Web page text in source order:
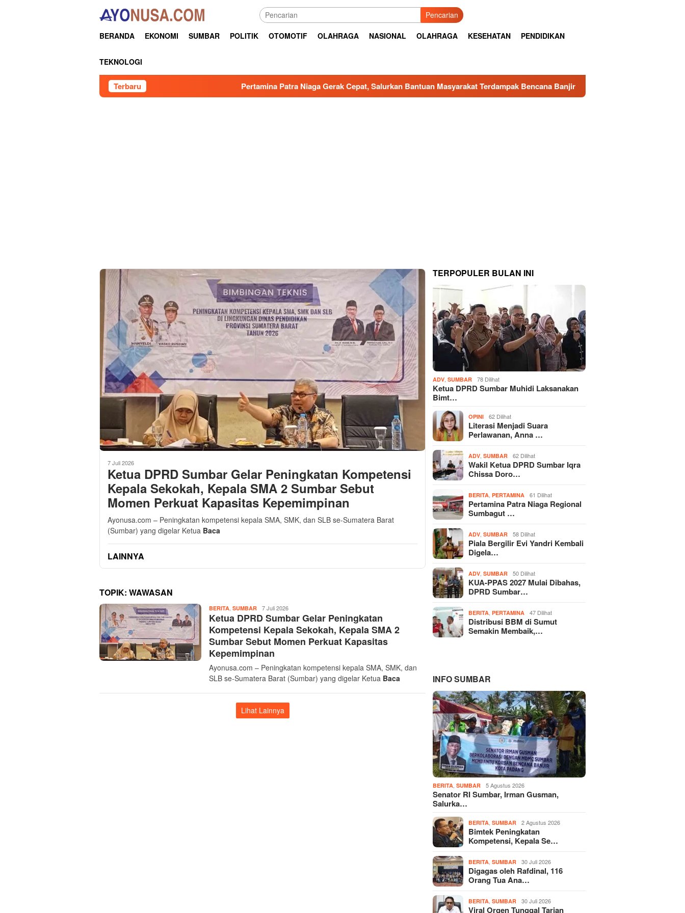
Pencarian
BERANDA EKONOMI SUMBAR POLITIK OTOMOTIF OLAHRAGA NASIONAL OLAHRAGA KESEHATAN PENDIDIKAN
TEKNOLOGI
Terbaru Pertamina Patra Niaga Gerak Cepat, Salurkan Bantuan Masyarakat Terdampak Bencana Banjir di Sumbar
7 Juli 2026
Ketua DPRD Sumbar Gelar Peningkatan Kompetensi
Kepala Sekokah, Kepala SMA 2 Sumbar Sebut
Momen Perkuat Kapasitas Kepemimpinan
Ayonusa.com – Peningkatan kompetensi kepala SMA, SMK, dan SLB se-Sumatera Barat
(Sumbar) yang digelar Ketua Baca
LAINNYA
TOPIK: WAWASAN
BERITA SUMBAR Musthofa
Ritonga
7 Juli 2026
Ketua DPRD Sumbar Gelar Peningkatan
Kompetensi Kepala Sekokah, Kepala SMA 2
Sumbar Sebut Momen Perkuat Kapasitas
Kepemimpinan
Ayonusa.com – Peningkatan kompetensi kepala SMA, SMK, dan
SLB se-Sumatera Barat (Sumbar) yang digelar Ketua Baca
Lihat Lainnya
TERPOPULER BULAN INI
ADV ,SUMBAR 78 Dilihat
Ketua DPRD Sumbar Muhidi Laksanakan
Bimt…
OPINI 62 Dilihat
Literasi Menjadi Suara
Perlawanan, Anna …
ADV ,SUMBAR 62 Dilihat
Wakil Ketua DPRD Sumbar Iqra
Chissa Doro…
BERITA ,PERTAMINA 61 Dilihat
Pertamina Patra Niaga Regional
Sumbagut …
ADV ,SUMBAR 58 Dilihat
Piala Bergilir Evi Yandri Kembali
Digela…
ADV ,SUMBAR 50 Dilihat
KUA-PPAS 2027 Mulai Dibahas,
DPRD Sumbar…
BERITA ,PERTAMINA 47 Dilihat
Distribusi BBM di Sumut
Semakin Membaik,…
INFO SUMBAR
BERITA ,SUMBAR 5 Agustus 2026
Senator RI Sumbar, Irman Gusman,
Salurka…
BERITA ,SUMBAR 2 Agustus 2026
Bimtek Peningkatan
Kompetensi, Kepala Se…
BERITA ,SUMBAR 30 Juli 2026
Digagas oleh Rafdinal, 116
Orang Tua Ana…
BERITA ,SUMBAR 30 Juli 2026
Viral Orgen Tunggal Tarian